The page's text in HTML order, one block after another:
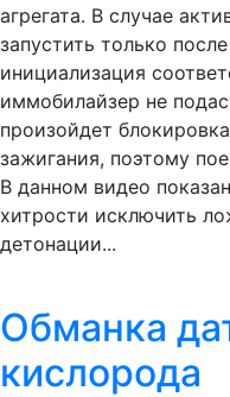
агрегата. В случае
запустить только
инициализация
иммобилайзер не
произойдет
зажигания, поэтому
В данном видео
хитрости исключить
детонации...
Обманка
кислорода